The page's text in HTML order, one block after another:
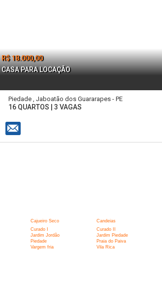
R$ 18.000,00
CASA PARA LOCAÇÃO
Piedade , Jaboatão dos Guararapes - PE
16 QUARTOS | 3 VAGAS
Cajueiro Seco Candeias
Curado I Curado II
Jardim Jordão Jardim Piedade
Piedade Praia do Paiva
Vargem fria Vila Rica